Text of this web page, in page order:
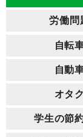
労働問
自転
自動
オタク
学生の節